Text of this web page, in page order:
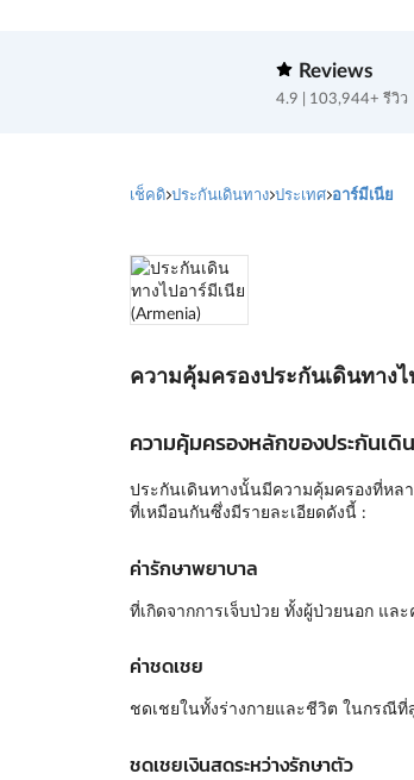
Reviews
4.9 | 103,944+ รีวิว
เช็คดิ ประกันเดินทาง ประเทศ อาร์มีเนีย
ความคุ้มครองประกันเดินทางไ
ความคุ้มครองหลักของประกันเดิ
ประกันเดินทางนั้นมีความคุ้มครองที่ห
ที่เหมือนกันซึ่งมีรายละเอียดดังนี้ :
ค่ารักษาพยาบาล
ที่เกิดจากการเจ็บป่วย ทั้งผู้ป่วยนอก แ
ค่าชดเชย
ชดเชยในทั้งร่างกายและชีวิต ในกรณี
ชดเชยเงินสดระหว่างรักษาตัว